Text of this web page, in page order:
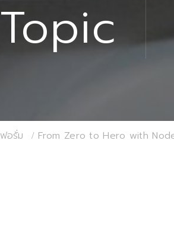
Topic
ฟอรั่ม From Zero to Hero with